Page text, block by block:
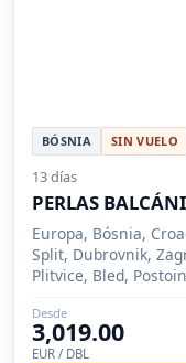
BÓSNIA SIN VUELO
13 días
PERLAS
Europa, Bósnia,
Split, Dubrovnik,
Plitvice, Bled,
Desde
3,019.00
EUR / DBL